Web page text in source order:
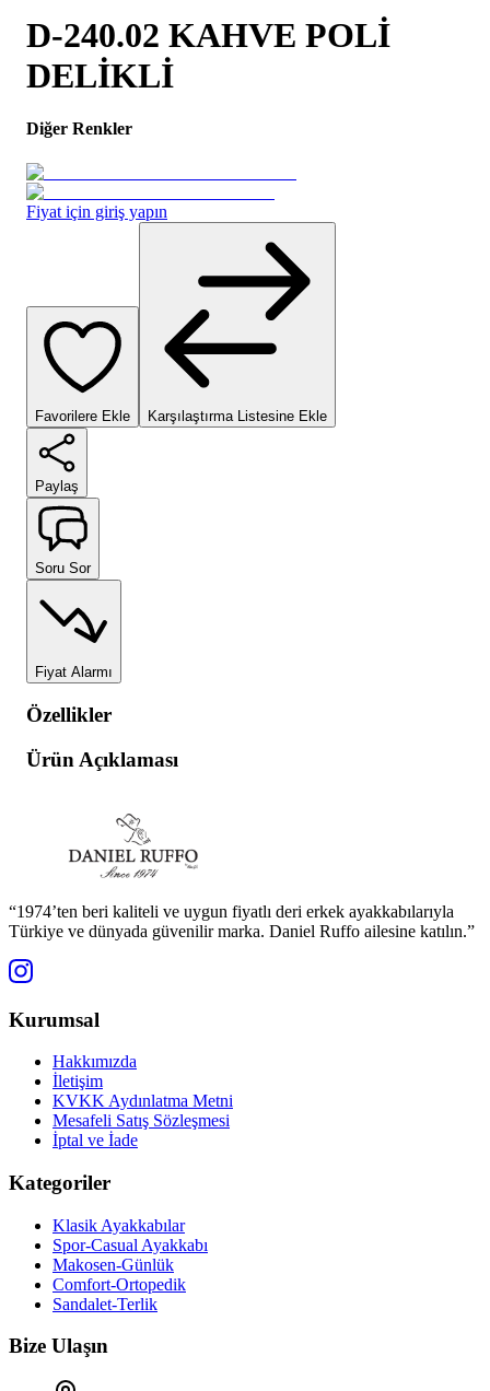
D-240.02 KAHVE POLİ
DELİKLİ
Diğer Renkler
Fiyat için giriş yapın
Favorilere Ekle Karşılaştırma Listesine Ekle
Paylaş
Soru Sor
Fiyat Alarmı
Özellikler
Ürün Açıklaması
“1974’ten beri kaliteli ve uygun fiyatlı deri erkek ayakkabılarıyla
Türkiye ve dünyada güvenilir marka. Daniel Ruffo ailesine katılın.”
Kurumsal
Hakkımızda
İletişim
KVKK Aydınlatma Metni
Mesafeli Satış Sözleşmesi
İptal ve İade
Kategoriler
Klasik Ayakkabılar
Spor-Casual Ayakkabı
Makosen-Günlük
Comfort-Ortopedik
Sandalet-Terlik
Bize Ulaşın